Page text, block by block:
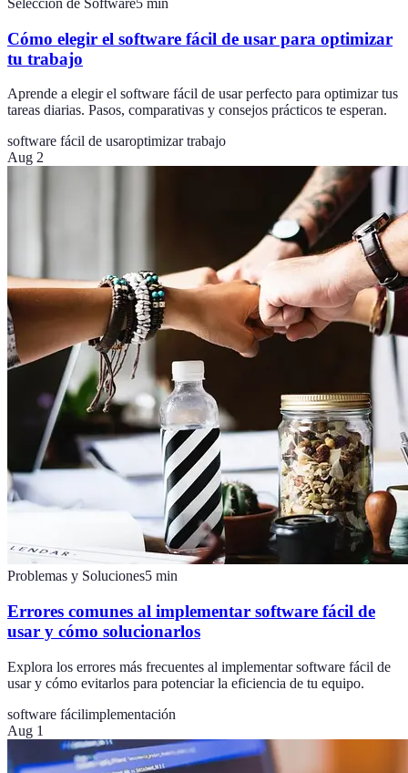
Cómo elegir el software fácil de usar para optimizar
tu trabajo
Aprende a elegir el software fácil de usar perfecto para optimizar tus
tareas diarias. Pasos, comparativas y consejos prácticos te esperan.
software fácil de usaroptimizar trabajo
Aug 2
Problemas y Soluciones5 min
Errores comunes al implementar software fácil de
usar y cómo solucionarlos
Explora los errores más frecuentes al implementar software fácil de
usar y cómo evitarlos para potenciar la eficiencia de tu equipo.
software fácilimplementación
Aug 1